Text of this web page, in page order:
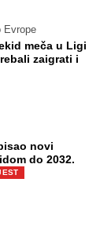
Evrope
meča u Ligi
zaigrati i
novi
do 2032.